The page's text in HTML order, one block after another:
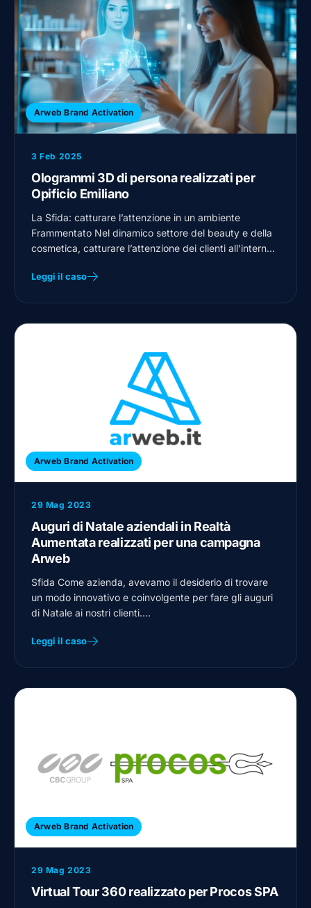
Arweb Brand Activation
3 Feb 2025
Ologrammi 3D di persona realizzati per
Opificio Emiliano
La Sfida: catturare l’attenzione in un ambiente
Frammentato Nel dinamico settore del beauty e della
cosmetica, catturare l’attenzione dei clienti all’interno
Leggi il caso
Arweb Brand Activation
29 Mag 2023
Auguri di Natale aziendali in Realtà
Aumentata realizzati per una campagna
Arweb
Sfida Come azienda, avevamo il desiderio di trovare
un modo innovativo e coinvolgente per fare gli auguri
di Natale ai nostri clienti.…
Leggi il caso
Arweb Brand Activation
29 Mag 2023
Virtual Tour 360 realizzato per Procos SPA